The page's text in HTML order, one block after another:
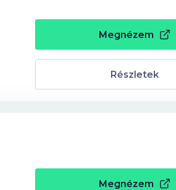
Megnézem
Részletek
Megnézem